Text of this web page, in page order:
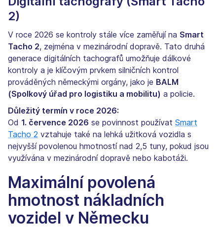
2)
V roce 2026 se kontroly stále více zaměřují na Smart
Tacho 2, zejména v mezinárodní dopravě. Tato druhá
generace digitálních tachografů umožňuje dálkové
kontroly a je klíčovým prvkem silničních kontrol
prováděných německými orgány, jako je BALM
(Spolkový úřad pro logistiku a mobilitu) a policie.
Důležitý termín v roce 2026:
Od 1. července 2026 se povinnost používat Smart
Tacho 2 vztahuje také na lehká užitková vozidla s
nejvyšší povolenou hmotností nad 2,5 tuny, pokud jsou
využívána v mezinárodní dopravě nebo kabotáži.
Maximální povolená
hmotnost nákladních
vozidel v Německu